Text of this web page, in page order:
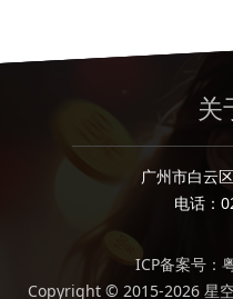
关
广州市白云
电话：
ICP备案号：
Copyright © 2015-2026 星